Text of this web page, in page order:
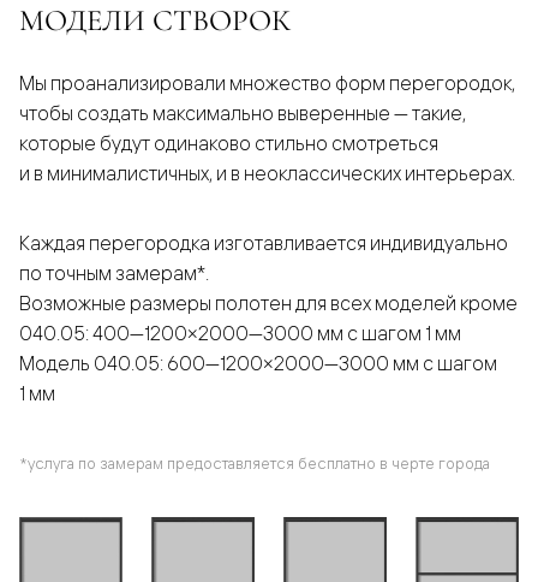
МОДЕЛИ СТВОРОК
Мы проанализировали множество форм перегородок,
чтобы создать максимально выверенные — такие,
которые будут одинаково стильно смотреться
и в минималистичных, и в неоклассических интерьерах.
Каждая перегородка изготавливается индивидуально
по точным замерам*.
Возможные размеры полотен для всех моделей кроме
040.05: 400—1200×2000—3000 мм с шагом 1 мм
Модель 040.05: 600—1200×2000—3000 мм с шагом
1 мм
*услуга по замерам предоставляется бесплатно в черте города